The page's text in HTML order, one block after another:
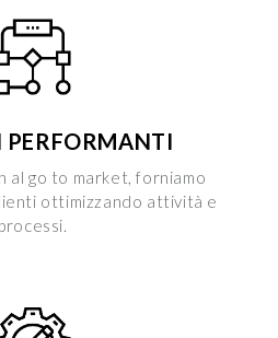
PERFORMANTI
al go to market, forniamo
ottimizzando attività e
processi.